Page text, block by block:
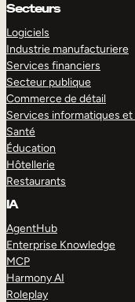
Secteurs
Logiciels
Industrie manufacturiere
Services financiers
Secteur publique
Commerce de détail
Services informatiques
Santé
Éducation
Hôtellerie
Restaurants
IA
AgentHub
Enterprise Knowledge
MCP
Harmony AI
Roleplay